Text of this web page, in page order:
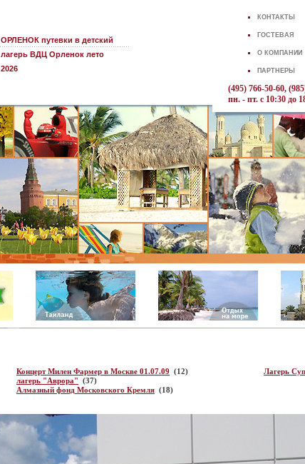
ОРЛЕНОК путевки в детский
лагерь ВДЦ Орленок лето
2026
КОНТАКТЫ
ГОСТЕВАЯ
О КОМПАНИИ
ПАРТНЕРЫ
(495) 766-50-60,
пн. - пт. с 10:30 до
Концерт Милен Фармер в Москве 01.07.09 (12)
лагерь "Аврора" (37)
Алмазный фонд Московского Кремля (18)
Лагерь